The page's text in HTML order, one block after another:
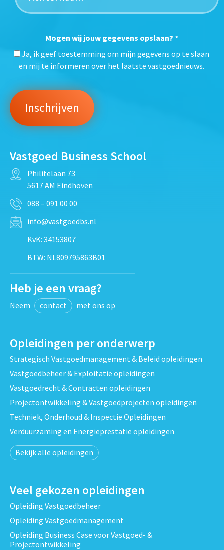
Mogen wij jouw gegevens opslaan? *
Ja, ik geef toestemming om mijn gegevens op te slaan
en mij te informeren over het laatste vastgoednieuws.
Vastgoed Business School
Philitelaan 73
5617 AM Eindhoven
088 – 091 00 00
info@vastgoedbs.nl
KvK: 34153807
BTW: NL809795863B01
Heb je een vraag?
Neem contact met ons op
Opleidingen per onderwerp
Strategisch Vastgoedmanagement & Beleid opleidingen
Vastgoedbeheer & Exploitatie opleidingen
Vastgoedrecht & Contracten opleidingen
Projectontwikkeling & Vastgoedprojecten opleidingen
Techniek, Onderhoud & Inspectie Opleidingen
Verduurzaming en Energieprestatie opleidingen
Bekijk alle opleidingen
Veel gekozen opleidingen
Opleiding Vastgoedbeheer
Opleiding Vastgoedmanagement
Opleiding Business Case voor Vastgoed- &
Projectontwikkeling